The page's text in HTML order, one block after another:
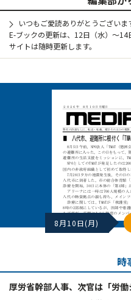
いつもご愛読ありがとうございま
E-ブックの更新は、12日（水）～
サイトは随時更新します。
8月10日(月)
時
厚労省幹部人事、次官は「労